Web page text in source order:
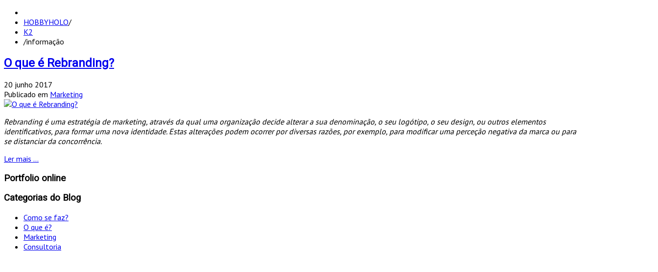
HOBBYHOLO/
K2
/informação
O que é Rebranding?
20 junho 2017
Publicado em Marketing
Rebranding é uma estratégia de marketing, através da qual uma organização decide alterar a sua denominação, o seu logótipo, o seu design, ou outros elementos
identificativos, para formar uma nova identidade. Estas alterações podem ocorrer por diversas razões, por exemplo, para modificar uma perceção negativa da marca ou para
se distanciar da concorrência.
Ler mais ...
Portfolio online
Categorias do Blog
Como se faz?
O que é?
Marketing
Consultoria